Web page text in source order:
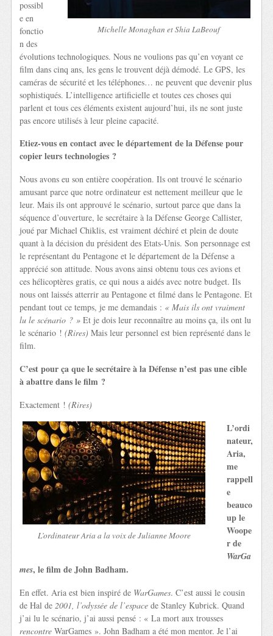
Michelle Monaghan et Shia LaBeouf
possibl
e en
fonctio
n des
évolutions technologiques. Nous ne voulions pas qu’en voyant ce
film dans cinq ans, les gens le trouvent déjà démodé. Le GPS, les
caméras de sécurité et les téléphones… ne peuvent que devenir plus
sophistiqués. L’intelligence artificielle et toutes ces choses qui
parlent et tous ces éléments existent aujourd’hui, ils ne sont juste
pas encore utilisés à leur pleine capacité.
Etiez-vous en contact avec le département de la Défense pour
copier leurs technologies ?
Nous avons eu son entière coopération. Ils ont trouvé le scénario
amusant parce que notre ordinateur est nettement meilleur que le
leur. Mais ils ont approuvé le scénario, surtout parce que dans la
séquence d’ouverture, le secrétaire à la Défense George Callister,
joué par Michael Chiklis, est vraiment déchiré et plein de doute
quant à la décision du président des Etats-Unis. Son personnage est
le représentant du Pentagone et le département de la Défense a
apprécié son attitude. Nous avons ainsi obtenu tous ces avions et
ces hélicoptères gratis, ce qui nous a aidés avec notre budget. Ils
nous ont laissés atterrir au Pentagone et filmé dans le Pentagone. Et
pendant tout ce temps, je me demandais : « Mais ils ont vraiment
lu le scénario ? » Et je dois leur reconnaître au moins ça, ils ont lu
le scénario !(Rires) Mais leur personnel est bien représenté dans le
film.
C’est pour ça que le secrétaire à la Défense n’est pas une cible
à abattre dans le film ?
Exactement !(Rires)
L’ordinateur Aria a la voix de Julianne Moore
L’ordi
nateur,
Aria,
me
rappell
e
beauco
up le
Woope
r de
WarGa
mes, le film de John Badham.
En effet. Aria est bien inspiré de WarGames. C’est aussi le cousin
de Hal de2001, l’odyssée de l’espace de Stanley Kubrick. Quand
j’ai lu le scénario, j’ai aussi pensé : « La mort aux trousses
rencontre WarGames ». John Badham a été mon mentor. Je l’ai